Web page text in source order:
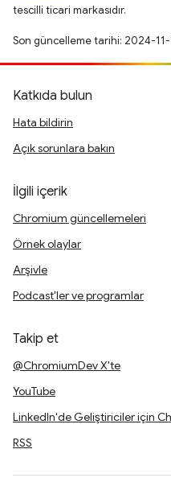
tescilli ticari markasıdır.
Son güncelleme tarihi: 2024-11-
Katkıda bulun
Hata bildirin
Açık sorunlara bakın
İlgili içerik
Chromium güncellemeleri
Örnek olaylar
Arşivle
Podcast'ler ve programlar
Takip et
@ChromiumDev X'te
YouTube
LinkedIn'de Geliştiriciler için
RSS